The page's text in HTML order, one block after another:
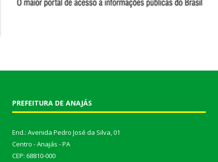
PREFEITURA DE ANAJÁS
End.: Avenida Pedro José da Silva, 01
Centro - Anajás - PA
CEP: 68810-000